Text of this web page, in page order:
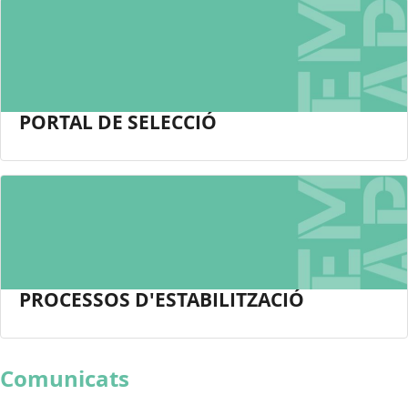
PORTAL DE SELECCIÓ
PROCESSOS D'ESTABILITZACIÓ
Comunicats